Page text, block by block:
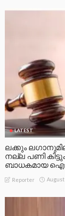
LATEST
ലക്കും
നല്ല പണി
ബാധകമായ ഐടി
Reporter August